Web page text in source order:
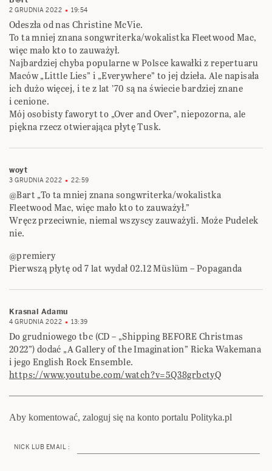
2 GRUDNIA 2022 19:54
Odeszła od nas Christine McVie.
To ta mniej znana songwriterka/wokalistka Fleetwood Mac,
więc mało kto to zauważył.
Najbardziej chyba popularne w Polsce kawałki z repertuaru
Maców „Little Lies” i „Everywhere” to jej dzieła. Ale napisała
ich dużo więcej, i te z lat ’70 są na świecie bardziej znane
i cenione.
Mój osobisty faworyt to „Over and Over”, niepozorna, ale
piękna rzecz otwierająca płytę Tusk.
woyt
3 GRUDNIA 2022 22:59
@Bart „To ta mniej znana songwriterka/wokalistka
Fleetwood Mac, więc mało kto to zauważył.”
Wręcz przeciwnie, niemal wszyscy zauważyli. Może Pudelek
nie.
@premiery
Pierwszą płytę od 7 lat wydał 02.12 Müslüm – Popaganda
Krasnal Adamu
4 GRUDNIA 2022 13:39
Do grudniowego tbc (CD – „Shipping BEFORE Christmas
2022”) dodać „A Gallery of the Imagination” Ricka Wakemana
i jego English Rock Ensemble.
https://www.youtube.com/watch?v=5Q38grbctyQ
Aby komentować, zaloguj się na konto portalu Polityka.pl
NICK LUB EMAIL :